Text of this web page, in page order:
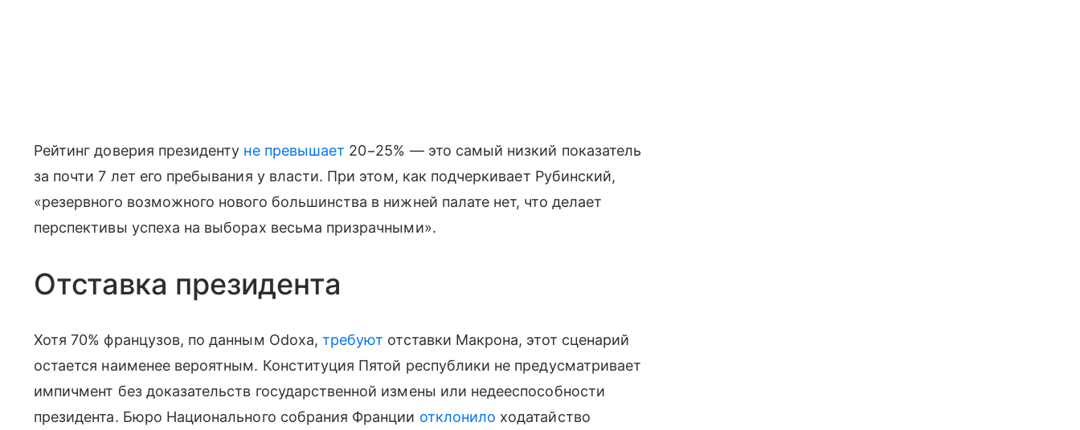
Рейтинг доверия президенту не превышает 20−25% — это самый низкий показатель
за почти 7 лет его пребывания у власти. При этом, как подчеркивает Рубинский,
«резервного возможного нового большинства в нижней палате нет, что делает
перспективы успеха на выборах весьма призрачными».
Отставка президента
Хотя 70% французов, по данным Odoxa, требуют отставки Макрона, этот сценарий
остается наименее вероятным. Конституция Пятой республики не предусматривает
импичмент без доказательств государственной измены или недееспособности
президента. Бюро Национального собрания Франции отклонило ходатайство